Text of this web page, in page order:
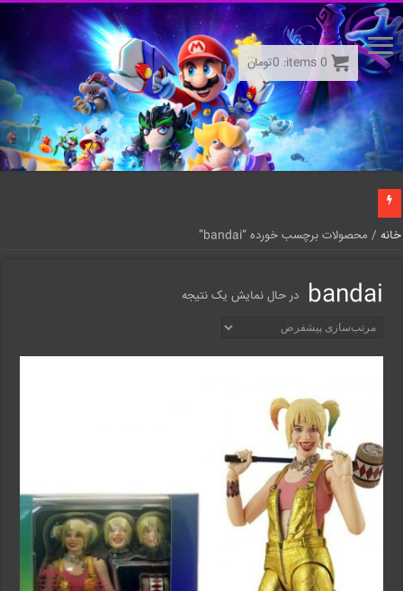
خانه / محصولات برچسب خورده “bandai”
bandai در حال نمایش یک نتیجه
0
items:
0تومان